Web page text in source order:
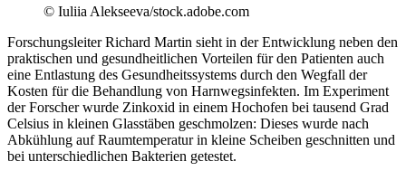
© Iuliia Alekseeva/stock.adobe.com
Forschungsleiter Richard Martin sieht in der Entwicklung neben den
praktischen und gesundheitlichen Vorteilen für den Patienten auch
eine Entlastung des Gesundheitssystems durch den Wegfall der
Kosten für die Behandlung von Harnwegsinfekten. Im Experiment
der Forscher wurde Zinkoxid in einem Hochofen bei tausend Grad
Celsius in kleinen Glasstäben geschmolzen: Dieses wurde nach
Abkühlung auf Raumtemperatur in kleine Scheiben geschnitten und
bei unterschiedlichen Bakterien getestet.